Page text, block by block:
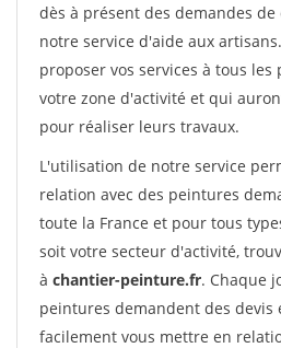
dès à présent des demandes
notre service d'aide aux
proposer vos services à tous
votre zone d'activité et qui
pour réaliser leurs travaux.
L'utilisation de notre service
relation avec des peintures
toute la France et pour tous
soit votre secteur d'activité,
à chantier-peinture.fr. Chaque
peintures demandent des devis
facilement vous mettre en